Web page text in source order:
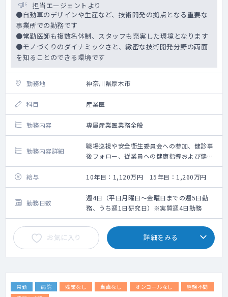
担当エージェントより
●自動車のデザインや生産など、技術開発の拠点となる重要な
事業所での勤務です
●常勤医師も複数名体制、スタッフも充実した環境となります
●モノづくりのダイナミックさと、緻密な技術開発分野の両面
を知ることのできる環境です
勤務地 神奈川県厚木市
科目 産業医
勤務内容 専属産業医業務全般
勤務内容詳細
職場巡視や安全衛生委員会への参加、健診事
後フォロー、従業員への健康指導および健康
増進を図るための措置や健康相談、
就業判定、休職者や復職者の支援、過重労働
者の面談、ストレスチェック対応(高ストレス
者面談等)、海外赴任判定など、
産業保健業務全般をお願いします。なお、事
業所内には診療所があり、従業員向けの外来
診療も一部行っています。
備考 ・メンタルヘルス担当産業医として休職
者の復職診断、復職プログラム等を担当して
総合判定・労務判定等を実施。（レントゲン
給与 10年目：1,120万円 15年目：1,260万円
勤務日数
週4日（平日月曜日～金曜日までの週5日勤
務、うち週1日研究日）※実質週4日勤務
お気に入り 詳細をみる
常勤 病院 残業なし 当直なし オンコールなし
経験不問